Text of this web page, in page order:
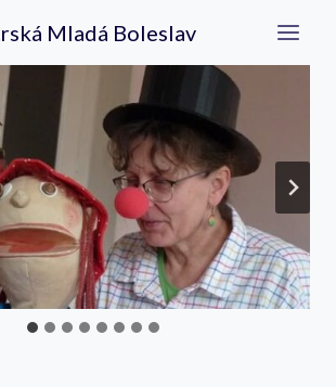
Mladá Boleslav